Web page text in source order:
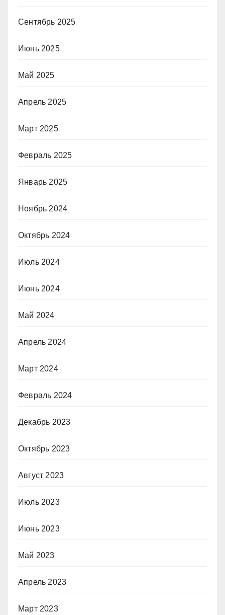
Сентябрь 2025
Июнь 2025
Май 2025
Апрель 2025
Март 2025
Февраль 2025
Январь 2025
Ноябрь 2024
Октябрь 2024
Июль 2024
Июнь 2024
Май 2024
Апрель 2024
Март 2024
Февраль 2024
Декабрь 2023
Октябрь 2023
Август 2023
Июль 2023
Июнь 2023
Май 2023
Апрель 2023
Март 2023